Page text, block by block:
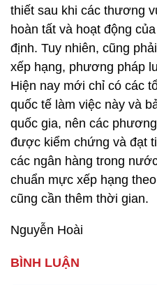
thiết sau khi các thương
hoàn tất và hoạt động
định. Tuy nhiên, cũng
xếp hạng, phương pháp
Hiện nay mới chỉ có các
quốc tế làm việc này và
quốc gia, nên các
được kiểm chứng và đạt
các ngân hàng trong
chuẩn mực xếp hạng
cũng cần thêm thời gian.
Nguyễn Hoài